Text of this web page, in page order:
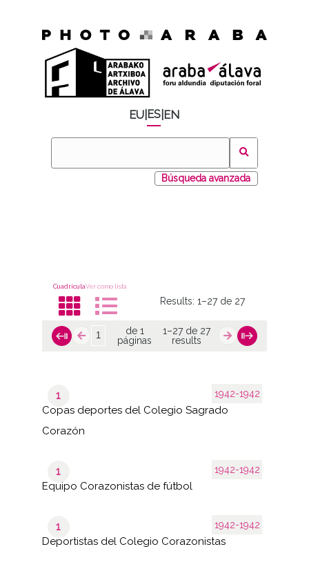
EU ES EN
Búsqueda avanzada
CuadrículaVer como lista
Results:1–27 de 27
de 1
páginas
1–27 de 27
results
1942-1942
1
Copas deportes del Colegio Sagrado
Corazón
1942-1942
1
Equipo Corazonistas de fútbol
1942-1942
1
Deportistas del Colegio Corazonistas